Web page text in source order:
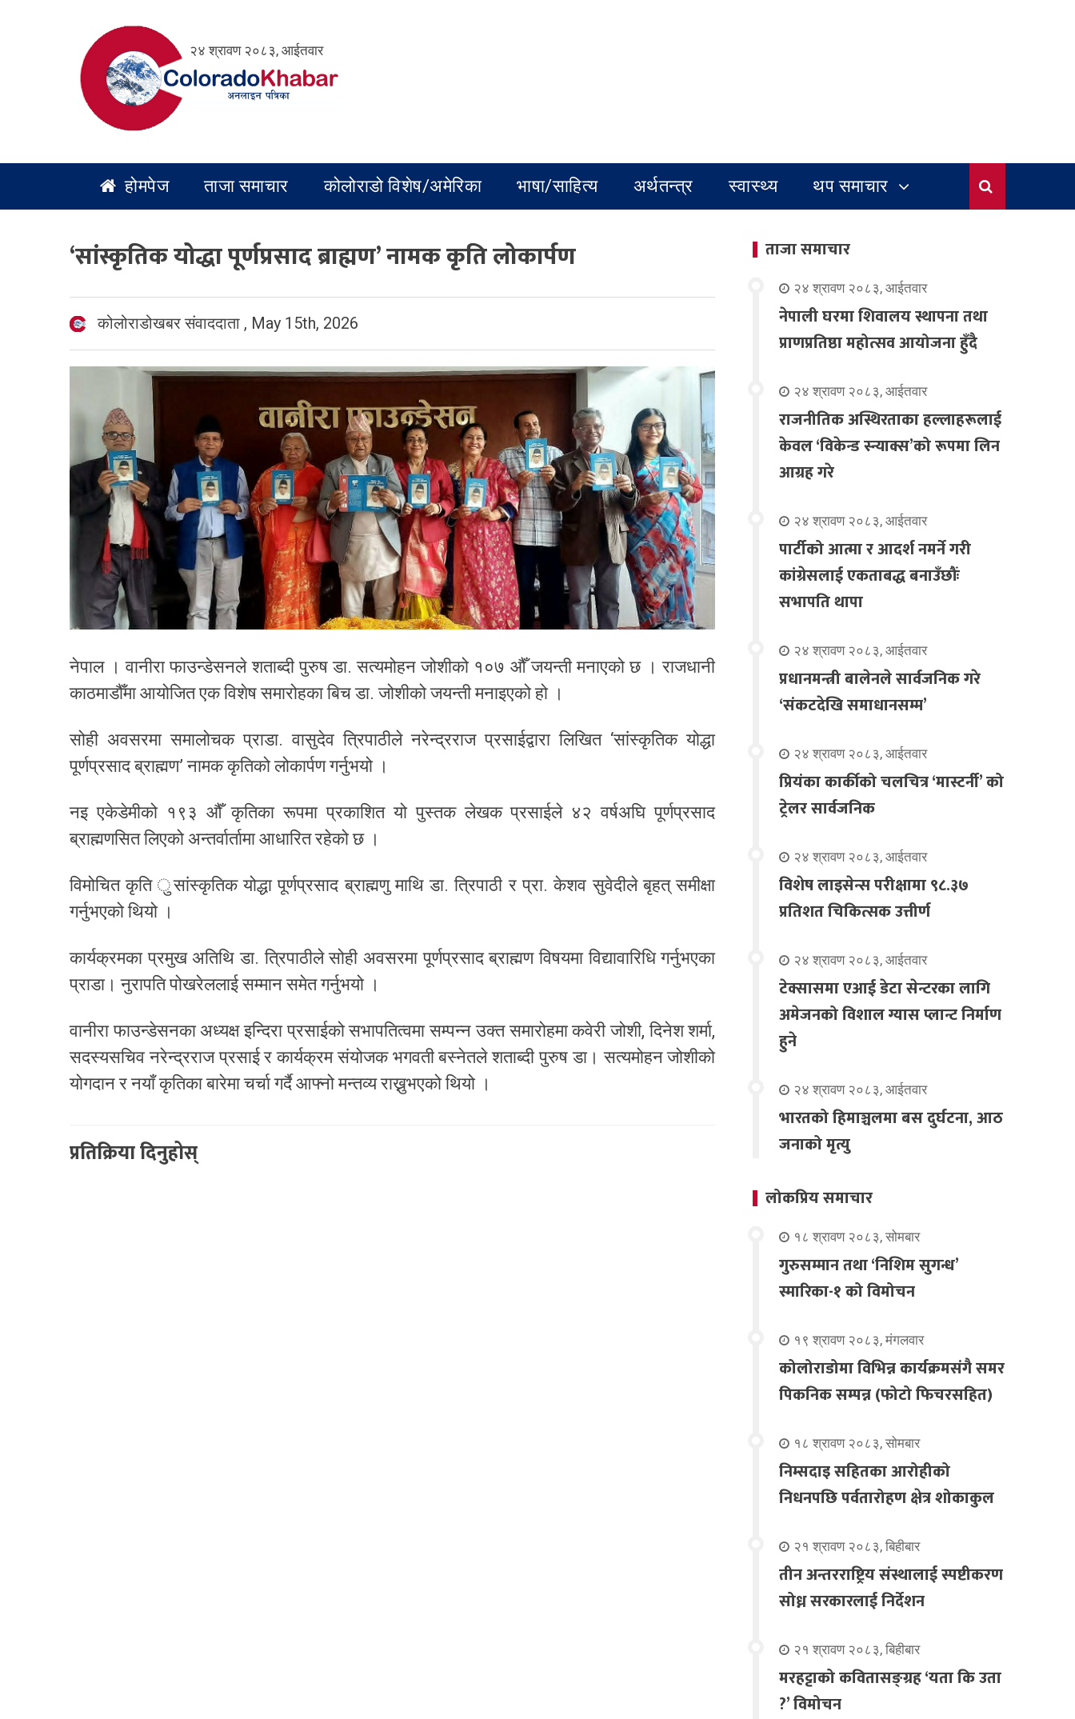
२४ श्रावण २०८३, आईतवार
होमपेज ताजा समाचार कोलोराडो विशेष/अमेरिका भाषा/साहित्य अर्थतन्त्र स्वास्थ्य थप समाचार
‘सांस्कृतिक योद्धा पूर्णप्रसाद ब्राह्मण’ नामक कृति लोकार्पण
कोलोराडोखबर संवाददाता , May 15th, 2026
नेपाल । वानीरा फाउन्डेसनले शताब्दी पुरुष डा. सत्यमोहन जोशीको १०७ औँ जयन्ती मनाएको छ । राजधानी
काठमाडौँमा आयोजित एक विशेष समारोहका बिच डा. जोशीको जयन्ती मनाइएको हो ।
सोही अवसरमा समालोचक प्राडा. वासुदेव त्रिपाठीले नरेन्द्रराज प्रसाईद्वारा लिखित ‘सांस्कृतिक योद्धा
पूर्णप्रसाद ब्राह्मण’ नामक कृतिको लोकार्पण गर्नुभयो ।
नइ एकेडेमीको १९३ औँ कृतिका रूपमा प्रकाशित यो पुस्तक लेखक प्रसाईले ४२ वर्षअघि पूर्णप्रसाद
ब्राह्मणसित लिएको अन्तर्वार्तामा आधारित रहेको छ ।
विमोचित कृति ुसांस्कृतिक योद्धा पूर्णप्रसाद ब्राह्मणु माथि डा. त्रिपाठी र प्रा. केशव सुवेदीले बृहत् समीक्षा
गर्नुभएको थियो ।
कार्यक्रमका प्रमुख अतिथि डा. त्रिपाठीले सोही अवसरमा पूर्णप्रसाद ब्राह्मण विषयमा विद्यावारिधि गर्नुभएका
प्राडा। नुरापति पोखरेललाई सम्मान समेत गर्नुभयो ।
वानीरा फाउन्डेसनका अध्यक्ष इन्दिरा प्रसाईको सभापतित्वमा सम्पन्न उक्त समारोहमा कवेरी जोशी, दिनेश शर्मा,
सदस्यसचिव नरेन्द्रराज प्रसाई र कार्यक्रम संयोजक भगवती बस्नेतले शताब्दी पुरुष डा। सत्यमोहन जोशीको
योगदान र नयाँ कृतिका बारेमा चर्चा गर्दै आफ्नो मन्तव्य राख्नुभएको थियो ।
प्रतिक्रिया दिनुहोस्
ताजा समाचार
२४ श्रावण २०८३, आईतवार
नेपाली घरमा शिवालय स्थापना तथा
प्राणप्रतिष्ठा महोत्सव आयोजना हुँदै
२४ श्रावण २०८३, आईतवार
राजनीतिक अस्थिरताका हल्लाहरूलाई
केवल ‘विकेन्ड स्न्याक्स’को रूपमा लिन
आग्रह गरे
२४ श्रावण २०८३, आईतवार
पार्टीको आत्मा र आदर्श नमर्ने गरी
कांग्रेसलाई एकताबद्ध बनाउँछौंः
सभापति थापा
२४ श्रावण २०८३, आईतवार
प्रधानमन्त्री बालेनले सार्वजनिक गरे
‘संकटदेखि समाधानसम्म’
२४ श्रावण २०८३, आईतवार
प्रियंका कार्कीको चलचित्र ‘मास्टर्नी’ को
ट्रेलर सार्वजनिक
२४ श्रावण २०८३, आईतवार
विशेष लाइसेन्स परीक्षामा ९८.३७
प्रतिशत चिकित्सक उत्तीर्ण
२४ श्रावण २०८३, आईतवार
टेक्सासमा एआई डेटा सेन्टरका लागि
अमेजनको विशाल ग्यास प्लान्ट निर्माण
हुने
२४ श्रावण २०८३, आईतवार
भारतको हिमाञ्चलमा बस दुर्घटना, आठ
जनाको मृत्यु
लोकप्रिय समाचार
१८ श्रावण २०८३, सोमबार
गुरुसम्मान तथा ‘निशिम सुगन्ध’
स्मारिका-१ को विमोचन
१९ श्रावण २०८३, मंगलवार
कोलोराडोमा विभिन्न कार्यक्रमसंगै समर
पिकनिक सम्पन्न (फोटो फिचरसहित)
१८ श्रावण २०८३, सोमबार
निम्सदाइ सहितका आरोहीको
निधनपछि पर्वतारोहण क्षेत्र शोकाकुल
२१ श्रावण २०८३, बिहीबार
तीन अन्तरराष्ट्रिय संस्थालाई स्पष्टीकरण
सोध्न सरकारलाई निर्देशन
२१ श्रावण २०८३, बिहीबार
मरहट्टाको कवितासङ्ग्रह ‘यता कि उता
?’ विमोचन